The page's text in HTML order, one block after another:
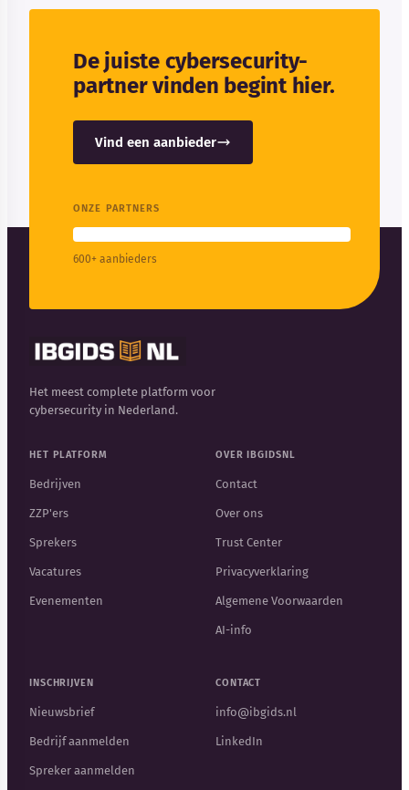
De juiste cybersecurity-
partner vinden begint hier.
Vind een aanbieder
ONZE PARTNERS
600+ aanbieders
Het meest complete platform voor
cybersecurity in Nederland.
HET PLATFORM
Bedrijven
ZZP'ers
Sprekers
Vacatures
Evenementen
OVER IBGIDSNL
Contact
Over ons
Trust Center
Privacyverklaring
Algemene Voorwaarden
AI-info
INSCHRIJVEN
Nieuwsbrief
Bedrijf aanmelden
Spreker aanmelden
CONTACT
info@ibgids.nl
LinkedIn